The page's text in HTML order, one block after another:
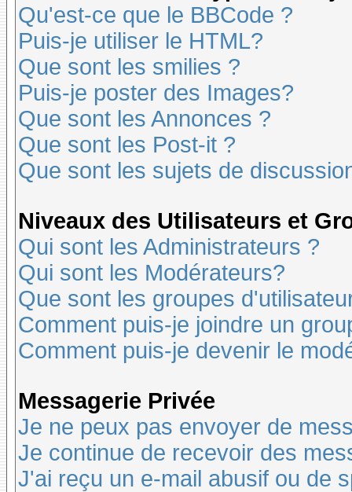
Qu'est-ce que le BBCode ?
Puis-je utiliser le HTML?
Que sont les smilies ?
Puis-je poster des Images?
Que sont les Annonces ?
Que sont les Post-it ?
Que sont les sujets de
Niveaux des Utilisateurs et
Qui sont les Administrateurs ?
Qui sont les Modérateurs?
Que sont les groupes
Comment puis-je joindre un
Comment puis-je devenir le
Messagerie Privée
Je ne peux pas envoyer de
Je continue de recevoir des
J'ai reçu un e-mail abusif ou de